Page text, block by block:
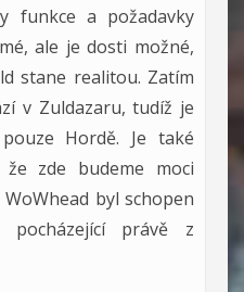
funkce a požadavky
ale je dosti možné,
stane realitou. Zatím
v Zuldazaru, tudíž je
Hordě. Je také
že zde budeme moci
byl schopen
pocházející právě z